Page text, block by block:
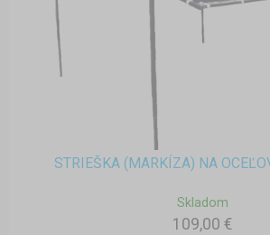
STRIEŠKA (MARKÍZA) NA
Skladom
109,00 €